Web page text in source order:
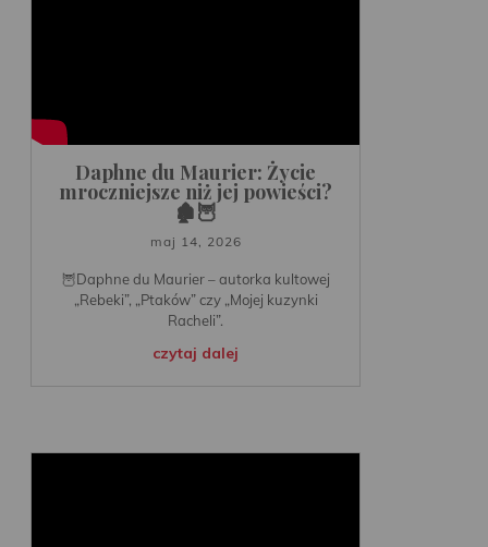
Daphne du Maurier: Życie
mroczniejsze niż jej powieści?
🏚️🦉
maj 14, 2026
🦉Daphne du Maurier – autorka kultowej
„Rebeki”, „Ptaków” czy „Mojej kuzynki
Racheli”.
czytaj dalej